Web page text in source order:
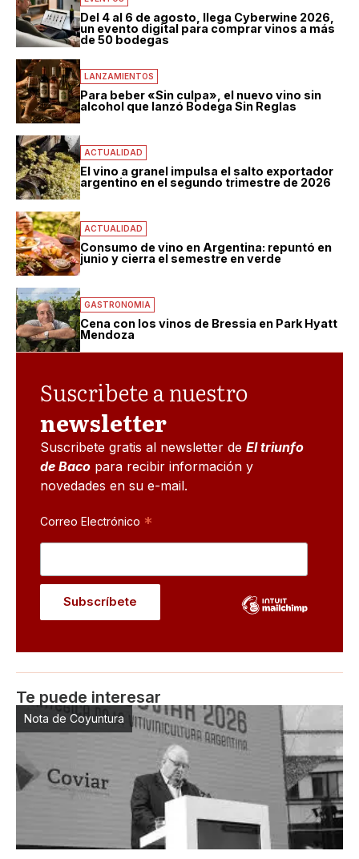
Del 4 al 6 de agosto, llega Cyberwine 2026,
un evento digital para comprar vinos a más
de 50 bodegas
LANZAMIENTOS
Para beber «Sin culpa», el nuevo vino sin
alcohol que lanzó Bodega Sin Reglas
ACTUALIDAD
El vino a granel impulsa el salto exportador
argentino en el segundo trimestre de 2026
ACTUALIDAD
Consumo de vino en Argentina: repuntó en
junio y cierra el semestre en verde
GASTRONOMIA
Cena con los vinos de Bressia en Park Hyatt
Mendoza
Suscribete a nuestro
newsletter
Suscribete gratis al newsletter de El triunfo
de Baco para recibir información y
novedades en su e-mail.
Correo Electrónico *
Te puede interesar
Nota de Coyuntura